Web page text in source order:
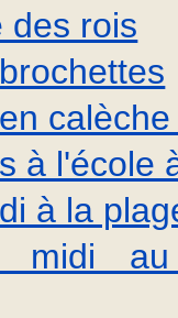
des rois
à l'école
à la
midi